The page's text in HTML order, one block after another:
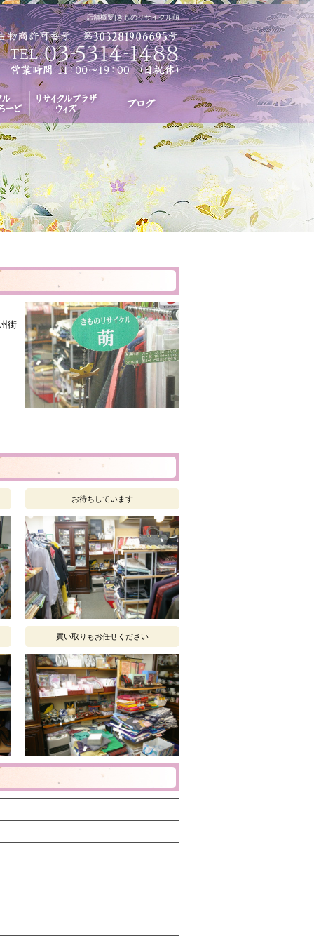
店舗概要|きものリサイクル萌
街
お待ちしています
買い取りもお任せください